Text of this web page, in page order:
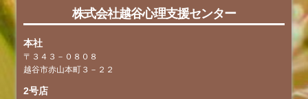
株式会社越谷心理支援センター
本社
〒３４３－０８０８
越谷市赤山本町３－２２
2号店